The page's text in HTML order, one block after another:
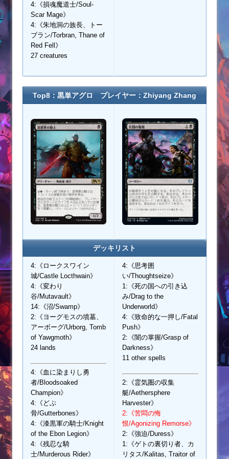
4:《損魂魔道士/Soul-
Scar Mage》
4:《朱地洞の族長、トー
ブラン/Torbran, Thane of
Red Fell》
27 creatures
Top8：黒単アグロ プレイヤー： Zhiyang Zhang
デッキリスト
4:《ロークスワイン
城/Castle Locthwain》
4:《変わり
谷/Mutavault》
14:《沼/Swamp》
2:《ヨーグモスの墳墓、
アーボーグ/Urborg, Tomb
of Yawgmoth》
24 lands
4:《血に染まりし勇
者/Bloodsoaked
Champion》
4:《どぶ
骨/Gutterbones》
4:《漆黒軍の騎士/Knight
of the Ebon Legion》
4:《残忍な騎
士/Murderous Rider》
4:《思考囲
い/Thoughtseize》
1:《死の国への引き込
み/Drag to the
Underworld》
4:《致命的な一押し/Fatal
Push》
2:《闇の掌握/Grasp of
Darkness》
11 other spells
2:《霊気圏の収集
艇/Aethersphere
Harvester》
2:《苦悶の悔
恨/Agonizing Remorse》
2:《強迫/Duress》
1:《ゲトの裏切り者、カ
リタス/Kalitas, Traitor of